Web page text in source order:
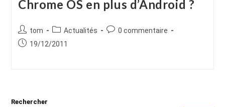
Chrome OS en plus d’Android ?
Auteur/autrice
de
tom
Post
category:
Actualités
Commentaires
0 commentaire
Publication
19/12/2011
Rechercher